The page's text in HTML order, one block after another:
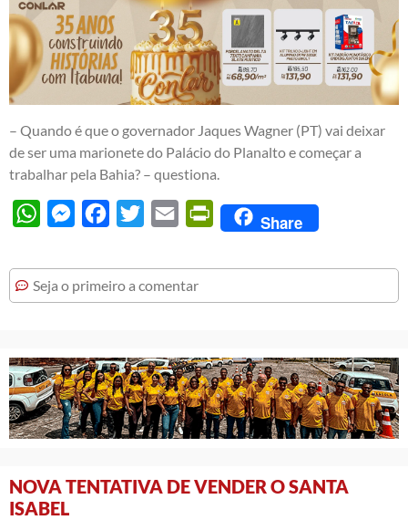
– Quando é que o governador Jaques Wagner (PT) vai deixar
de ser uma marionete do Palácio do Planalto e começar a
trabalhar pela Bahia? – questiona.
WhatsAppMessengerFacebook
Twitter Email PrintFriendly
Share
Seja o primeiro a comentar
NOVA TENTATIVA DE VENDER O SANTA
ISABEL